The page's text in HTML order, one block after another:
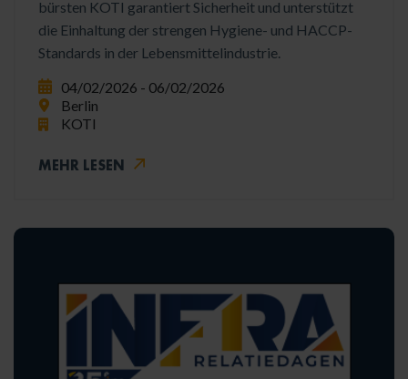
bürsten KOTI garantiert Sicherheit und unterstützt
die Einhaltung der strengen Hygiene- und HACCP-
Standards in der Lebensmittelindustrie.
04/02/2026 - 06/02/2026
Berlin
KOTI
MEHR LESEN